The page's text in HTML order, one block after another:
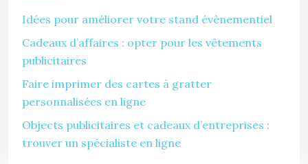
Idées pour améliorer votre stand évènementiel
Cadeaux d’affaires : opter pour les vêtements
publicitaires
Faire imprimer des cartes à gratter
personnalisées en ligne
Objects publicitaires et cadeaux d’entreprises :
trouver un spécialiste en ligne